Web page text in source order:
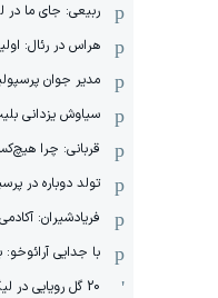
ربیعی: جای ما
هراس در رئال:
مدیر جوان
سیاوش یزدانی
قربانی: چرا
تولد دوباره در
فریادشیران:
با جدایی
20 گل رویایی در لیگ جزیره